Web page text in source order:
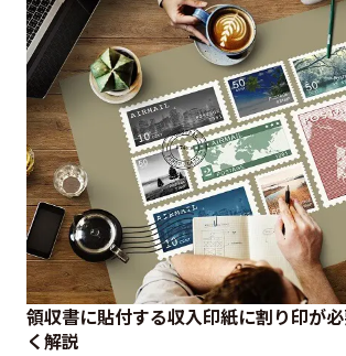
領収書に貼付する収入印紙に割り印が
く解説